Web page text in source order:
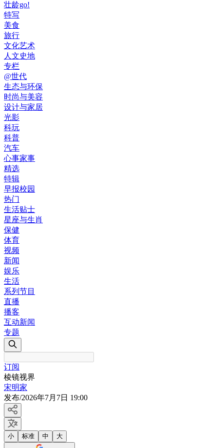
壮龄go!
特写
美食
旅行
文化艺术
人文史地
专栏
@世代
生态与环保
时尚与美容
设计与家居
光影
科玩
科普
汽车
心事家事
精选
特辑
早报校园
热门
生活贴士
星座与生肖
保健
体育
视频
新闻
娱乐
生活
系列节目
直播
播客
互动新闻
专题
订阅
棱镜视界
宋明家
发布/2026年7月7日 19:00
小 标准 中 大